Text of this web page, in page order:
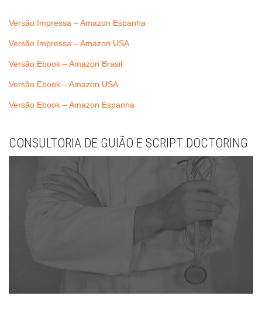
Versão Impressa – Amazon Espanha
Versão Impressa – Amazon USA
Versão Ebook – Amazon Brasil
Versão Ebook – Amazon USA
Versão Ebook – Amazon Espanha
CONSULTORIA DE GUIÃO E SCRIPT DOCTORING